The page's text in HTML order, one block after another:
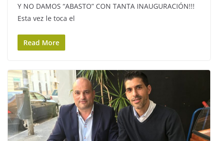
Y NO DAMOS “ABASTO” CON TANTA INAUGURACIÓN!!!
Esta vez le toca el
Read More